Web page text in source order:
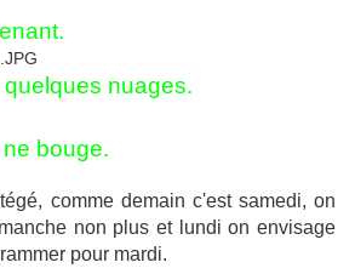
nuages.
bouge.
comme demain c'est samedi, on
non plus et lundi on envisage
pour mardi.